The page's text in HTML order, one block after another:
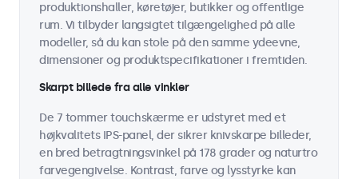
produktionshaller, køretøjer, butikker og offentlige
rum. Vi tilbyder langsigtet tilgængelighed på alle
modeller, så du kan stole på den samme ydeevne,
dimensioner og produktspecifikationer i fremtiden.
Skarpt billede fra alle vinkler
De 7 tommer touchskærme er udstyret med et
højkvalitets IPS-panel, der sikrer knivskarpe billeder,
en bred betragtningsvinkel på 178 grader og naturtro
farvegengivelse. Kontrast, farve og lysstyrke kan